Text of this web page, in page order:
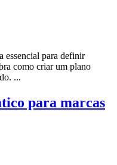
essencial para definir
como criar um plano
...
para marcas